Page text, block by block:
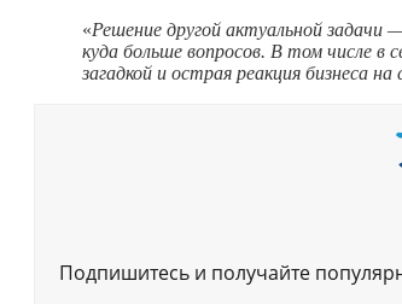
«Решение другой актуальной
куда больше вопросов. В том числе в
загадкой и острая реакция бизнеса
Подпишитесь и получайте